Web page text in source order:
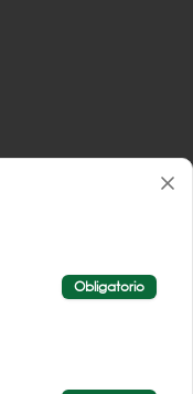
Obligatorio